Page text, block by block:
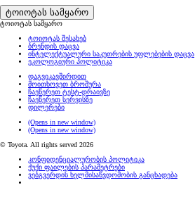
ტოიოტას სამყარო
ტოიოტას სამყარო
ტოიოტას შესახებ
ბრენდის დაცვა
ინტელექტუალური საკუთრების უფლებების დაცვა
ეკოლოგიური პოლიტიკა
დაგვიკავშირდით
მოითხოვეთ ბროშურა
ჩაეწერეთ ტესტ-დრაივზე
ჩაეწერეთ სერვისზე
დილერები
(Opens in new window)
(Opens in new window)
© Toyota. All rights served 2026
კონფიდენციალურობის პოლიტიკა
ქუქი ფაილების პარამეტრები
ვებგვერდის ხელმისაწვდომობის განცხადება